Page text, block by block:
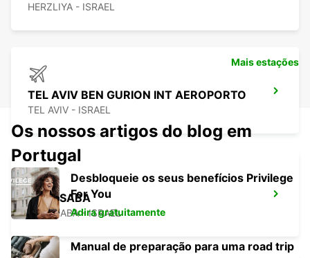
HERZLIYA - ISRAEL
TEL AVIV BEN GURION INT AEROPORTO
TEL AVIV - ISRAEL
KFAR SABA
KFAR SABA - ISRAEL
Mais estações
Os nossos artigos do blog em
Portugal
Desbloqueie os seus benefícios Privilege
For You
Adira gratuitamente
Manual de preparação para uma road trip